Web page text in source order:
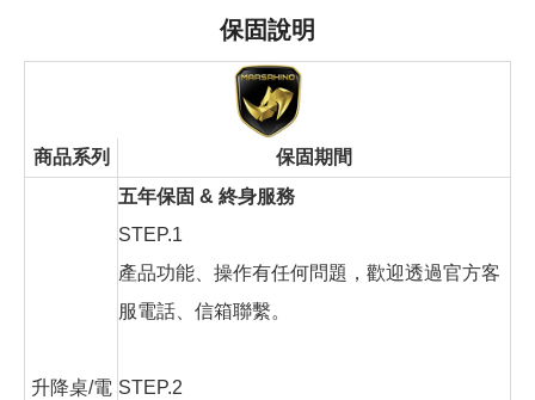
保固說明
商品系列 保固期間
升降桌/電
五年保固 & 終身服務
STEP.1
產品功能、操作有任何問題，歡迎透過官方客
服電話、信箱聯繫。
STEP.2